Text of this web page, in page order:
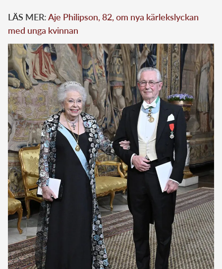
LÄS MER:Aje Philipson, 82, om nya kärlekslyckan
med unga kvinnan